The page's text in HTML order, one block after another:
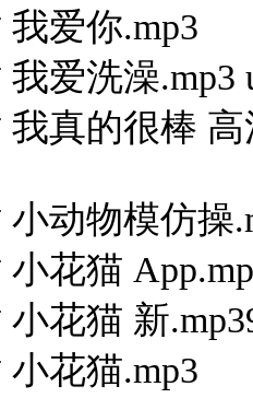
爱你.mp3
爱洗澡
真的很棒 高
动物模仿操
花猫
花猫 新
花猫.mp3